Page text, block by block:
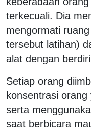
terkecuali. Dia
mengormati
tersebut latihan)
alat dengan
Setiap orang
konsentrasi
serta
saat berbicara